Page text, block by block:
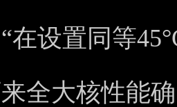
在设置同等
全大核性能